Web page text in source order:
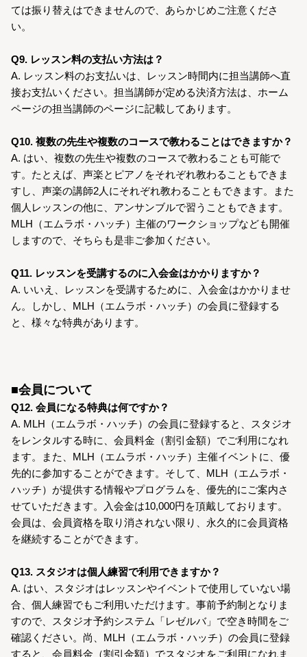
ては振り替えはできませんので、あらかじめご注意くださ
い。
Q9. レッスン料の支払い方法は？
A. レッスン料のお支払いは、レッスン時間内に担当講師へ直
接お支払いください。担当講師が定める決済方法は、ホーム
ページの担当講師のページに記載してあります。
Q10. 複数の先生や複数のコースで教わることはできますか？
A. はい、複数の先生や複数のコースで教わることも可能で
す。たとえば、声楽とピアノをそれぞれ教わることもできま
すし、声楽の講師2人にそれぞれ教わることもできます。また
個人レッスンの他に、アンサンブルで習うこともできます。
MLH（エムラボ・ハッチ）主催のワークショップなども開催
しますので、そちらも是非ご参加ください。
Q11. レッスンを受講するのに入会金はかかりますか？
A. いいえ、レッスンを受講するために、入会金はかかりませ
ん。しかし、MLH（エムラボ・ハッチ）の会員に登録する
と、様々な特典があります。
■会員について
Q12. 会員になる特典は何ですか？
A. MLH（エムラボ・ハッチ）の会員に登録すると、スタジオ
をレンタルする時に、会員料金（割引金額）でご利用になれ
ます。また、MLH（エムラボ・ハッチ）主催イベントに、優
先的に参加することができます。そして、MLH（エムラボ・
ハッチ）が提供する情報やプログラムを、優先的にご案内さ
せていただきます。入会金は10,000円を頂戴しております。
会員は、会員資格を取り消されない限り、永久的に会員資格
を継続することができます。
Q13. スタジオは個人練習で利用できますか？
A. はい、スタジオはレッスンやイベントで使用していない場
合、個人練習でもご利用いただけます。事前予約制となりま
すので、スタジオ予約システム「レゼルバ」で空き時間をご
確認ください。尚、MLH（エムラボ・ハッチ）の会員に登録
すると、会員料金（割引金額）でスタジオをご利用になれま